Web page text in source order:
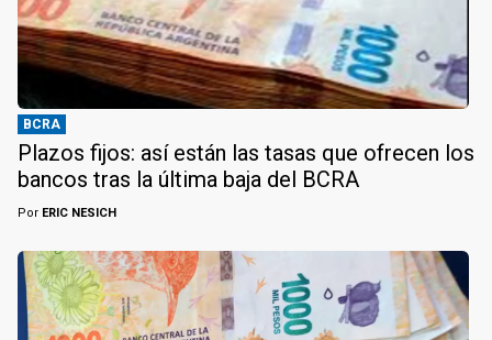
BCRA
Plazos fijos: así están las tasas que ofrecen los
bancos tras la última baja del BCRA
Por ERIC NESICH